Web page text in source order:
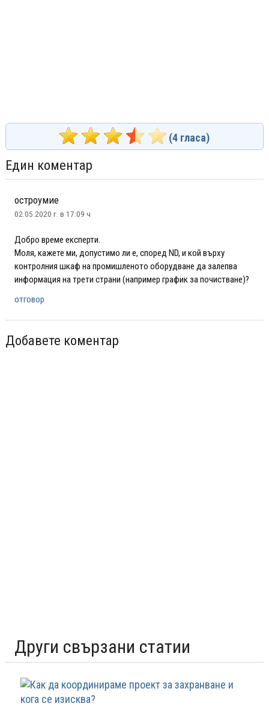
(4гласа)
Един коментар
остроумие
02.05.2020 г. в 17:09 ч
Добро време експерти.
Моля, кажете ми, допустимо ли е, според ND, и кой върху
контролния шкаф на промишленото оборудване да залепва
информация на трети страни (например график за почистване)?
отговор
Добавете коментар
Други свързани статии